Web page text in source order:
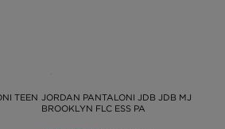
TEEN JORDAN PANTALONI JDB JDB MJ
BROOKLYN FLC ESS PA